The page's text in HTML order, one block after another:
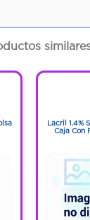
Lacril 1.4%
Caja Con